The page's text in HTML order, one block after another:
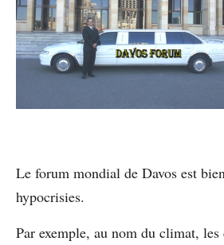
Le forum mondial de Davos est
hypocrisies.
Par exemple, au nom du climat,